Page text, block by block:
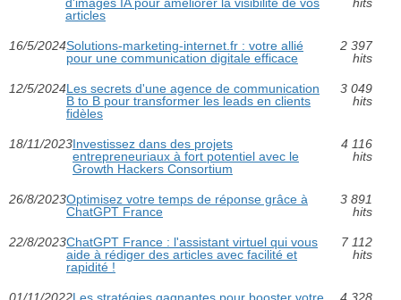
d'images IA pour améliorer la visibilité de vos
articles
hits
16/5/2024Solutions-marketing-internet.fr : votre allié
pour une communication digitale efficace
2 397
hits
12/5/2024Les secrets d'une agence de communication
B to B pour transformer les leads en clients
fidèles
3 049
hits
18/11/2023Investissez dans des projets
entrepreneuriaux à fort potentiel avec le
Growth Hackers Consortium
4 116
hits
26/8/2023Optimisez votre temps de réponse grâce à
ChatGPT France
3 891
hits
22/8/2023ChatGPT France : l'assistant virtuel qui vous
aide à rédiger des articles avec facilité et
rapidité !
7 112
hits